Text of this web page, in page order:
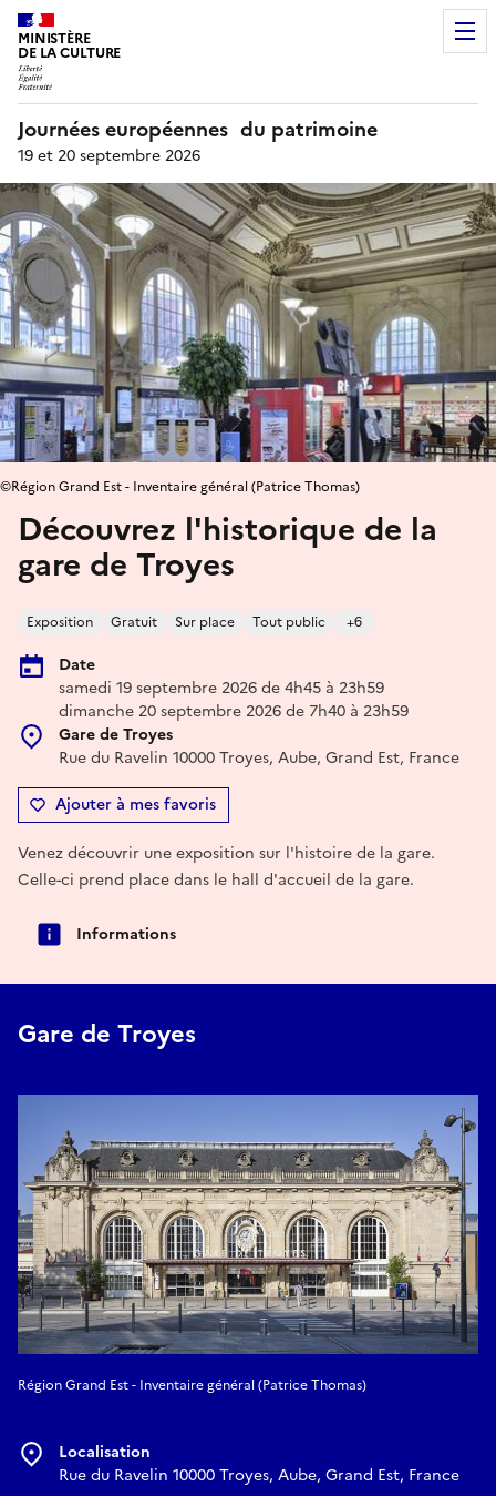
MINISTÈRE
DE LA CULTURE
Journées européennes du patrimoine
19 et 20 septembre 2026
Découvrez l'historique de la
gare de Troyes
Exposition Gratuit Sur place Tout public +6
Date
samedi 19 septembre 2026 de 4h45 à 23h59
dimanche 20 septembre 2026 de 7h40 à 23h59
Gare de Troyes
Rue du Ravelin 10000 Troyes, Aube, Grand Est, France
Ajouter à mes favoris
©Région Grand Est - Inventaire général (Patrice Thomas)
Venez découvrir une exposition sur l'histoire de la gare.
Celle-ci prend place dans le hall d'accueil de la gare.
Informations
Gare de Troyes
Région Grand Est - Inventaire général (Patrice Thomas)
Localisation
Rue du Ravelin 10000 Troyes, Aube, Grand Est, France